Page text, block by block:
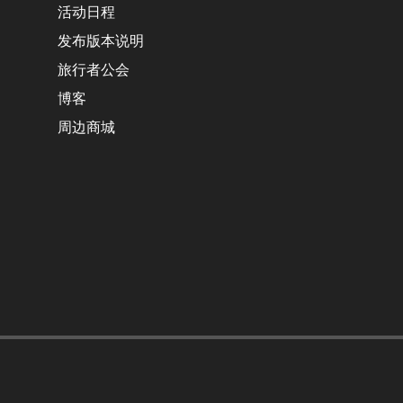
活动日程
发布版本说明
旅行者公会
博客
周边商城